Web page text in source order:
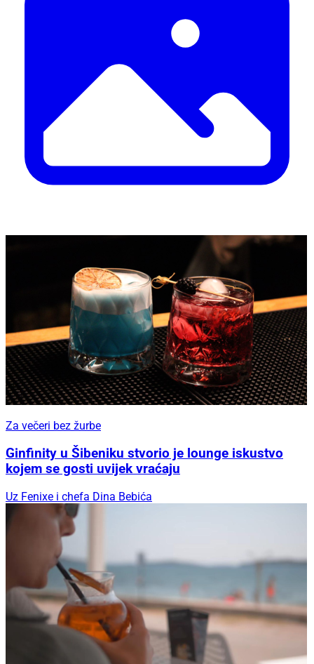
Za večeri bez žurbe
Ginfinity u Šibeniku stvorio je lounge iskustvo
kojem se gosti uvijek vraćaju
Uz Fenixe i chefa Dina Bebića